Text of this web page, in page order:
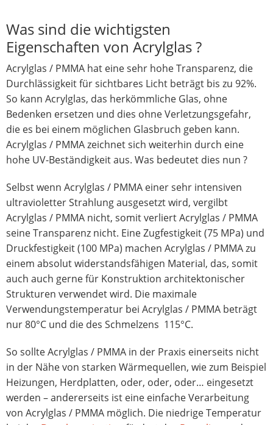
Was sind die wichtigsten
Eigenschaften von Acrylglas ?
Acrylglas / PMMA hat eine sehr hohe Transparenz, die
Durchlässigkeit für sichtbares Licht beträgt bis zu 92%.
So kann Acrylglas, das herkömmliche Glas, ohne
Bedenken ersetzen und dies ohne Verletzungsgefahr,
die es bei einem möglichen Glasbruch geben kann.
Acrylglas / PMMA zeichnet sich weiterhin durch eine
hohe UV-Beständigkeit aus. Was bedeutet dies nun ?
Selbst wenn Acrylglas / PMMA einer sehr intensiven
ultravioletter Strahlung ausgesetzt wird, vergilbt
Acrylglas / PMMA nicht, somit verliert Acrylglas / PMMA
seine Transparenz nicht. Eine Zugfestigkeit (75 MPa) und
Druckfestigkeit (100 MPa) machen Acrylglas / PMMA zu
einem absolut widerstandsfähigen Material, das, somit
auch auch gerne für Konstruktion architektonischer
Strukturen verwendet wird. Die maximale
Verwendungstemperatur bei Acrylglas / PMMA beträgt
nur 80°C und die des Schmelzens 115°C.
So sollte Acrylglas / PMMA in der Praxis einerseits nicht
in der Nähe von starken Wärmequellen, wie zum Beispiel
Heizungen, Herdplatten, oder, oder, oder… eingesetzt
werden – andererseits ist eine einfache Verarbeitung
von Acrylglas / PMMA möglich. Die niedrige Temperatur